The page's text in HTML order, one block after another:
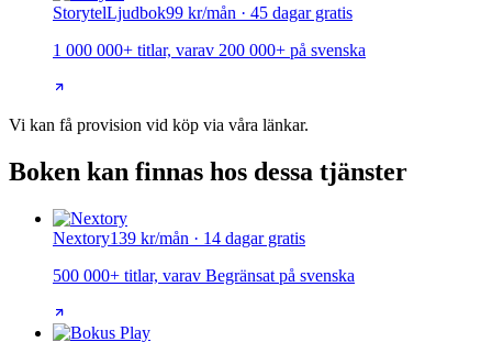
StorytelLjudbok99 kr/mån · 45 dagar gratis
1 000 000+ titlar, varav 200 000+ på svenska
Vi kan få provision vid köp via våra länkar.
Boken kan finnas hos dessa tjänster
Nextory139 kr/mån · 14 dagar gratis
500 000+ titlar, varav Begränsat på svenska